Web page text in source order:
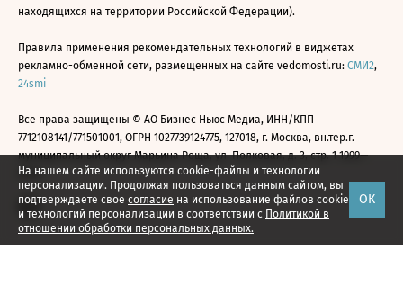
На нашем сайте используются cookie-файлы и технологии
персонализации. Продолжая пользоваться данным сайтом, вы
подтверждаете свое согласие на использование файлов cookie
и технологий персонализации в соответствии с Политикой в
отношении обработки персональных данных.
ОК
находящихся на территории Российской Федерации).
Правила применения рекомендательных технологий в виджетах
рекламно-обменной сети, размещенных на сайте vedomosti.ru: СМИ2,
24smi
Все права защищены © АО Бизнес Ньюс Медиа, ИНН/КПП
7712108141/771501001, ОГРН 1027739124775, 127018, г. Москва, вн.тер.г.
муниципальный округ Марьина Роща, ул. Полковая, д. 3, стр. 1 1999—
2026